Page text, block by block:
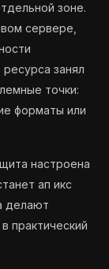
зоне.
сервере,
занял
точки:
форматы или
настроена
ап икс
делают
практический